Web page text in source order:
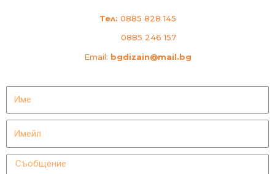
Тел: 0885 828 145
0885 246 157
Email: bgdizain@mail.bg